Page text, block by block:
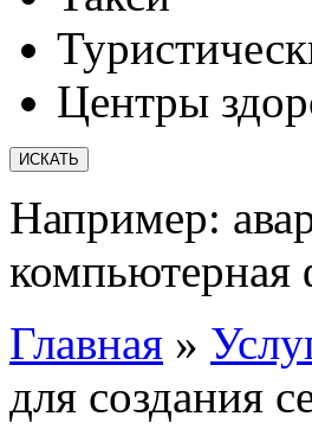
Центры
Например:
компьютерная
Главная »
для создания